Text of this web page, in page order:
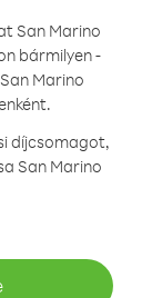
San Marino
bármilyen -
Marino
díjcsomagot,
San Marino